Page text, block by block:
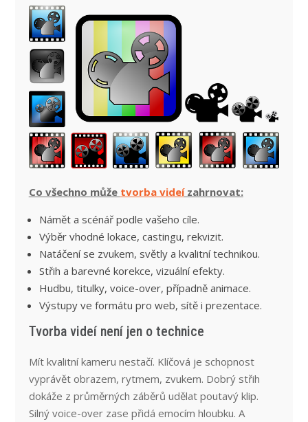
Co všechno může tvorba videízahrnovat:
Námět a scénář podle vašeho cíle.
Výběr vhodné lokace, castingu, rekvizit.
Natáčení se zvukem, světly a kvalitní technikou.
Střih a barevné korekce, vizuální efekty.
Hudbu, titulky, voice-over, případně animace.
Výstupy ve formátu pro web, sítě i prezentace.
Tvorba videí není jen o technice
Mít kvalitní kameru nestačí. Klíčová je schopnost
vyprávět obrazem, rytmem, zvukem. Dobrý střih
dokáže z průměrných záběrů udělat poutavý klip.
Silný voice-over zase přidá emocím hloubku. A